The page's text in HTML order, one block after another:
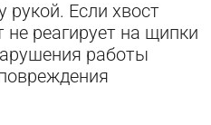
рукой. Если хвост
реагирует на щипки
работы